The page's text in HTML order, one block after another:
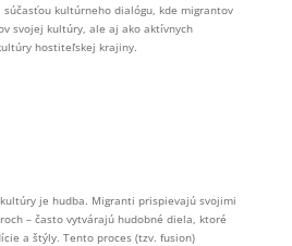
súčasťou kultúrneho dialógu, kde migrantov
svojej kultúry, ale aj ako aktívnych
hostiteľskej krajiny.
je hudba. Migranti prispievajú svojimi
– často vytvárajú hudobné diela, ktoré
a štýly. Tento proces (tzv. fusion)